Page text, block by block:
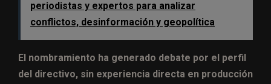
periodistas y expertos para analizar
conflictos, desinformación y geopolítica
El nombramiento ha generado debate por el perfil
del directivo, sin experiencia directa en producción